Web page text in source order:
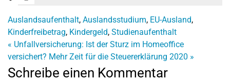
Auslandsaufenthalt, Auslandsstudium, EU-Ausland,
Kinderfreibetrag, Kindergeld, Studienaufenthalt
« Unfallversicherung: Ist der Sturz im Homeoffice
versichert? Mehr Zeit für die Steuererklärung 2020 »
Schreibe einen Kommentar